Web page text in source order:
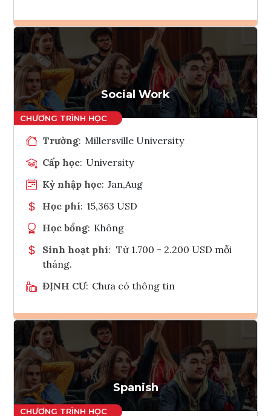
Ghi danh
Tham vấn Interlink
Social Work
Trường: Millersville University
Cấp học: University
Kỳ nhập học: Jan,Aug
Học phí: 15,363 USD
Học bổng: Không
Sinh hoạt phí: Từ 1.700 - 2.200 USD mỗi
tháng.
ĐỊNH CƯ: Chưa có thông tin
Ghi danh
Tham vấn Interlink
Spanish